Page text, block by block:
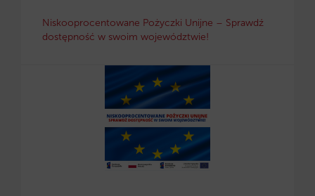
Niskooprocentowane Pożyczki Unijne – Sprawdź
dostępność w swoim województwie!